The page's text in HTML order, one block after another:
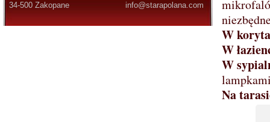
34-500 Zakopane
info@starapolana.com
W
W
W
Na